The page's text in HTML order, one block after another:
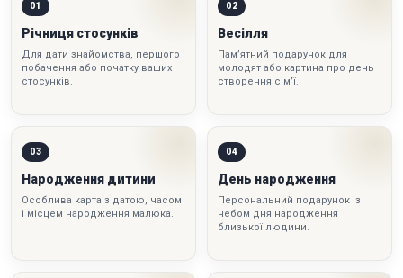
01
Річниця стосунків
Для дати знайомства, першого
побачення або початку ваших
стосунків.
02
Весілля
Пам’ятний подарунок для
молодят або картина про день
створення сім’ї.
03
Народження дитини
Особлива карта з датою, часом
і місцем народження малюка.
04
День народження
Персональний подарунок із
небом дня народження
близької людини.